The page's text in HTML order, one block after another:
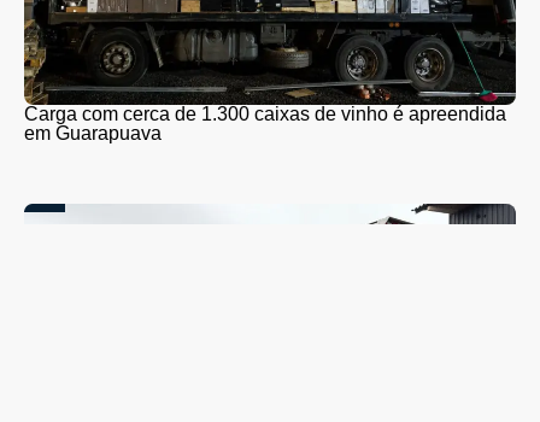
Carga com cerca de 1.300 caixas de vinho é apreendida
em Guarapuava